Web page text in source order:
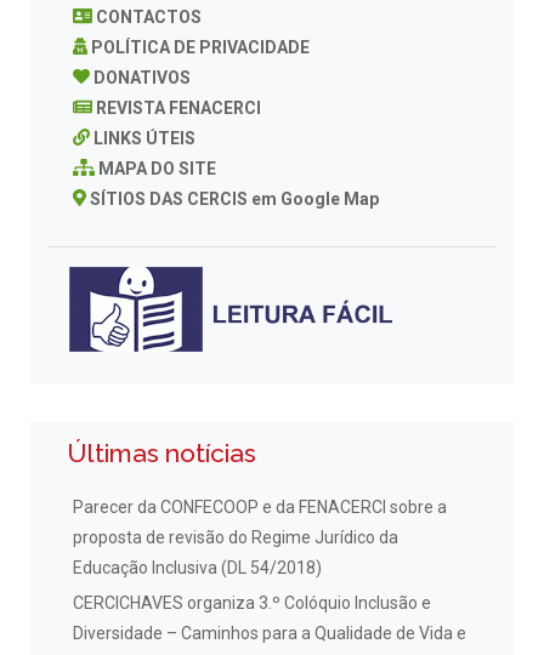
CONTACTOS
POLÍTICA DE PRIVACIDADE
DONATIVOS
REVISTA FENACERCI
LINKS ÚTEIS
MAPA DO SITE
SÍTIOS DAS CERCIS em Google Map
Últimas notícias
Parecer da CONFECOOP e da FENACERCI sobre a
proposta de revisão do Regime Jurídico da
Educação Inclusiva (DL 54/2018)
CERCICHAVES organiza 3.º Colóquio Inclusão e
Diversidade – Caminhos para a Qualidade de Vida e